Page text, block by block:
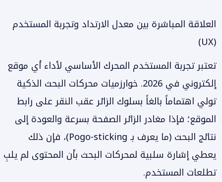
العلاقة المباشرة بين معدل الارتداد وتجربة المستخدم
(UX)
تعتبر تجربة المستخدم المحرك الأساسي لأداء أي موقع
إلكتروني في 2026. خوارزميات محركات البحث الذكية
تولي اهتماماً بالغاً بسلوك الزائر عقب النقر على رابط
الموقع؛ فإذا مغادر الزائر الصفحة بسرعة والعودة إلى
نتائج البحث (ما يعرف بـ Pogo-sticking)، فإن ذلك
يعطي إشارة سلبية لمحركات البحث بأن المحتوى لم يلبِ
تطلعات المستخدم.